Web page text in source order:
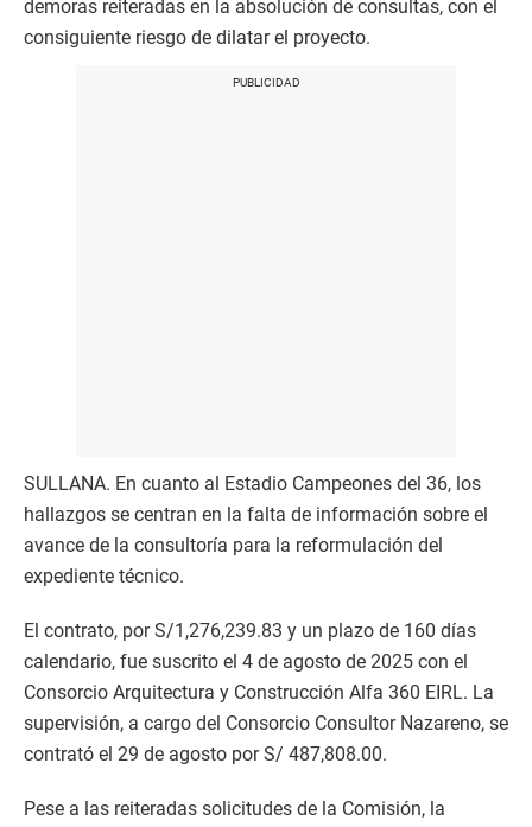
demoras reiteradas en la absolución de consultas, con el
consiguiente riesgo de dilatar el proyecto.
SULLANA. En cuanto al Estadio Campeones del 36, los
hallazgos se centran en la falta de información sobre el
avance de la consultoría para la reformulación del
expediente técnico.
El contrato, por S/1,276,239.83 y un plazo de 160 días
calendario, fue suscrito el 4 de agosto de 2025 con el
Consorcio Arquitectura y Construcción Alfa 360 EIRL. La
supervisión, a cargo del Consorcio Consultor Nazareno, se
contrató el 29 de agosto por S/ 487,808.00.
Pese a las reiteradas solicitudes de la Comisión, la